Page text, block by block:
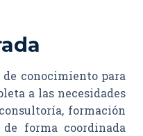
conocimiento para
a las necesidades
formación
forma coordinada